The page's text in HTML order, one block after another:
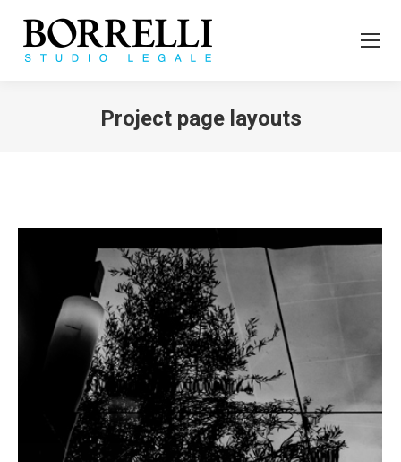
Project page layouts